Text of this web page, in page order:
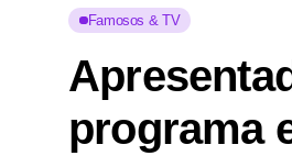
Famosos & TV
programa